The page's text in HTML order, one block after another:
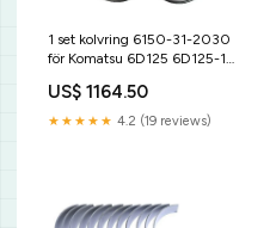
1 set kolvring 6150-31-2030
för Komatsu 6D125 6D125-1
JCB
US$ 1164.50
★★★★★ 4.2 (19 reviews)